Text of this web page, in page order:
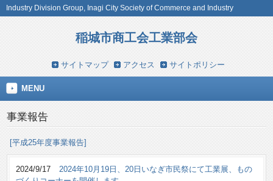
Industry Division Group, Inagi City Society of Commerce and Industry
稲城市商工会工業部会
サイトマップ アクセス サイトポリシー
MENU
事業報告
[平成25年度事業報告]
2024/9/17
2024年10月19日、20日いなぎ市民祭にて工業展、もの